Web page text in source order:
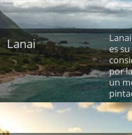
Lanai
es
por
un